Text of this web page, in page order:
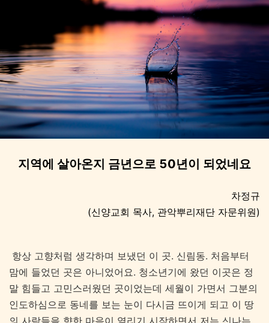
지역에 살아온지 금년으로 50년이 되었네요
차정규
(신양교회 목사, 관악뿌리재단 자문위원)
항상 고향처럼 생각하며 보냈던 이 곳. 신림동. 처음부터
맘에 들었던 곳은 아니었어요. 청소년기에 왔던 이곳은 정
말 힘들고 고민스러웠던 곳이었는데 세월이 가면서 그분의
인도하심으로 동네를 보는 눈이 다시금 뜨이게 되고 이 땅
의 사람들을 향한 마음이 열리기 시작하면서 저는 신나는